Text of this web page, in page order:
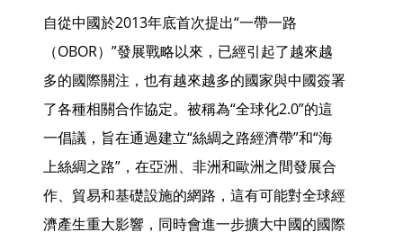
自從中國於2013年底首次提出“一帶一路
（OBOR）”發展戰略以來，已經引起了越來越
多的國際關注，也有越來越多的國家與中國簽署
了各種相關合作協定。被稱為“全球化2.0”的這
一倡議，旨在通過建立“絲綢之路經濟帶”和“海
上絲綢之路”，在亞洲、非洲和歐洲之間發展合
作、貿易和基礎設施的網路，這有可能對全球經
濟產生重大影響，同時會進一步擴大中國的國際